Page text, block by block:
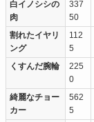
白イノシシの
肉
337
50
割れたイヤリ
ング
112
5
くすんだ腕輪
225
0
綺麗なチョー
カー
562
5